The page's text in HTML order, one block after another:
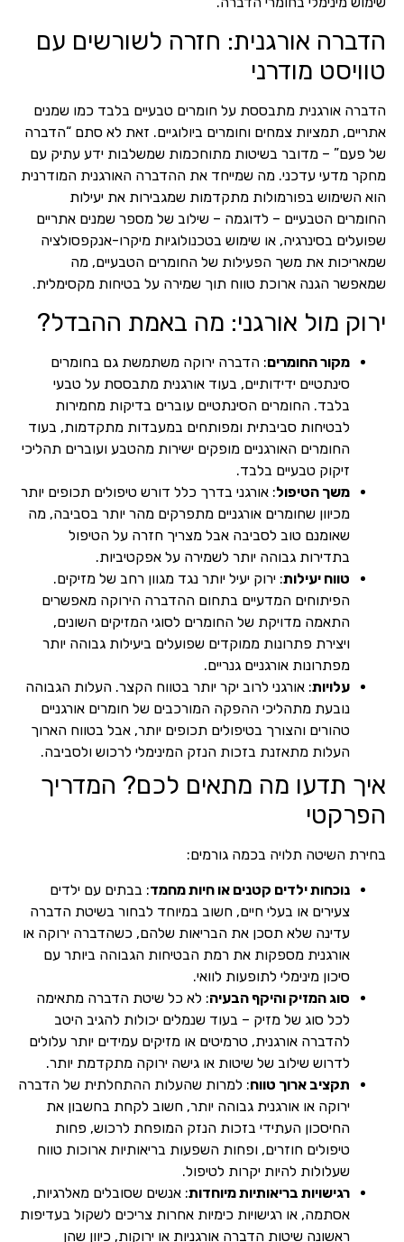
הדברה אורגנית: חזרה לשורשים עם
טוויסט מודרני
הדברה אורגנית מתבססת על חומרים טבעיים בלבד כמו שמנים
אתריים, תמציות צמחים וחומרים ביולוגיים. זאת לא סתם “הדברה
של פעם” – מדובר בשיטות מתוחכמות שמשלבות ידע עתיק עם
מחקר מדעי עדכני. מה שמייחד את ההדברה האורגנית המודרנית
הוא השימוש בפורמולות מתקדמות שמגבירות את יעילות
החומרים הטבעיים – לדוגמה – שילוב של מספר שמנים אתריים
שפועלים בסינרגיה, או שימוש בטכנולוגיות מיקרו-אנקפסולציה
שמאריכות את משך הפעילות של החומרים הטבעיים, מה
שמאפשר הגנה ארוכת טווח תוך שמירה על בטיחות מקסימלית.
ירוק מול אורגני: מה באמת ההבדל?
מקור החומרים: הדברה ירוקה משתמשת גם בחומרים
סינתטיים ידידותיים, בעוד אורגנית מתבססת על טבעי
בלבד. החומרים הסינתטיים עוברים בדיקות מחמירות
לבטיחות סביבתית ומפותחים במעבדות מתקדמות, בעוד
החומרים האורגניים מופקים ישירות מהטבע ועוברים תהליכי
זיקוק טבעיים בלבד.
משך הטיפול: אורגני בדרך כלל דורש טיפולים תכופים יותר
מכיוון שחומרים אורגניים מתפרקים מהר יותר בסביבה, מה
שאומנם טוב לסביבה אבל מצריך חזרה על הטיפול
בתדירות גבוהה יותר לשמירה על אפקטיביות.
טווח יעילות: ירוק יעיל יותר נגד מגוון רחב של מזיקים.
הפיתוחים המדעיים בתחום ההדברה הירוקה מאפשרים
התאמה מדויקת של החומרים לסוגי המזיקים השונים,
ויצירת פתרונות ממוקדים שפועלים ביעילות גבוהה יותר
מפתרונות אורגניים גנריים.
עלויות: אורגני לרוב יקר יותר בטווח הקצר. העלות הגבוהה
נובעת מתהליכי ההפקה המורכבים של חומרים אורגניים
טהורים והצורך בטיפולים תכופים יותר, אבל בטווח הארוך
העלות מתאזנת בזכות הנזק המינימלי לרכוש ולסביבה.
איך תדעו מה מתאים לכם? המדריך
הפרקטי
בחירת השיטה תלויה בכמה גורמים:
נוכחות ילדים קטנים או חיות מחמד: בבתים עם ילדים
צעירים או בעלי חיים, חשוב במיוחד לבחור בשיטת הדברה
עדינה שלא תסכן את הבריאות שלהם, כשהדברה ירוקה או
אורגנית מספקות את רמת הבטיחות הגבוהה ביותר עם
סיכון מינימלי לתופעות לוואי.
סוג המזיק והיקף הבעיה: לא כל שיטת הדברה מתאימה
לכל סוג של מזיק – בעוד שנמלים יכולות להגיב היטב
להדברה אורגנית, טרמיטים או מזיקים עמידים יותר עלולים
לדרוש שילוב של שיטות או גישה ירוקה מתקדמת יותר.
תקציב ארוך טווח: למרות שהעלות ההתחלתית של הדברה
ירוקה או אורגנית גבוהה יותר, חשוב לקחת בחשבון את
החיסכון העתידי בזכות הנזק המופחת לרכוש, פחות
טיפולים חוזרים, ופחות השפעות בריאותיות ארוכות טווח
שעלולות להיות יקרות לטיפול.
רגישויות בריאותיות מיוחדות: אנשים שסובלים מאלרגיות,
אסתמה, או רגישויות כימיות אחרות צריכים לשקול בעדיפות
ראשונה שיטות הדברה אורגניות או ירוקות, כיוון שהן